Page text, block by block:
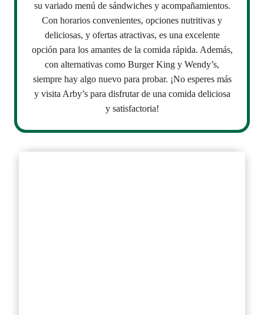
su variado menú de sándwiches y acompañamientos.
Con horarios convenientes, opciones nutritivas y
deliciosas, y ofertas atractivas, es una excelente
opción para los amantes de la comida rápida. Además,
con alternativas como Burger King y Wendy’s,
siempre hay algo nuevo para probar. ¡No esperes más
y visita Arby’s para disfrutar de una comida deliciosa
y satisfactoria!